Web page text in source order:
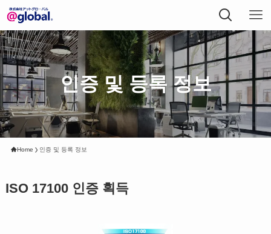
인증 및 등록 정보
Home 인증 및 등록 정보
ISO 17100 인증 획득